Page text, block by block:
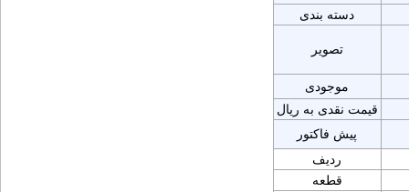
دسته بندی
تصویر
موجودی
قیمت نقدی به ریال
پیش فاکتور
ردیف
قطعه